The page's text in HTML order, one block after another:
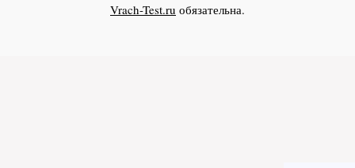
Vrach-Test.ru обязательна.